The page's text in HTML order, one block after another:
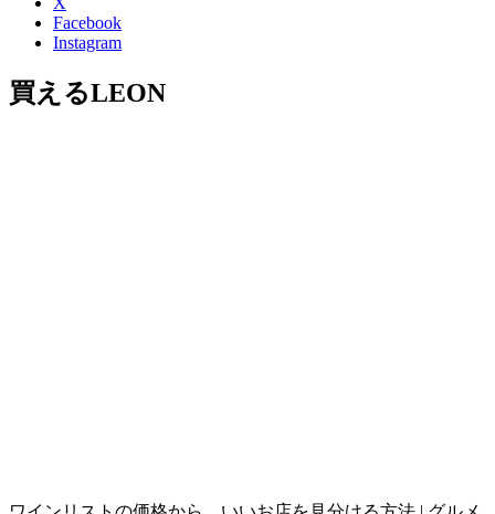
Facebook
Instagram
買えるLEON